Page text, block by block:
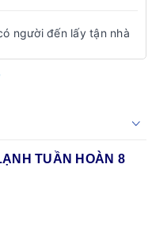
người đến lấy tận nhà
TUẦN HOÀN 8